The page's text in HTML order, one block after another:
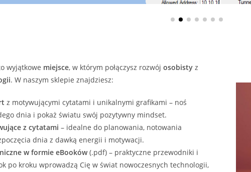
wyjątkowe miejsce, w którym połączysz rozwój osobistyz
. W naszym sklepie znajdziesz:
z motywującymi cytatami i unikalnymi grafikami – noś
dnia i pokaż światu swój pozytywny mindset.
z cytatami – idealne do planowania, notowania
dnia z dawką energii i motywacji.
w formie eBooków(.pdf) – praktyczne przewodniki i
po kroku wprowadzą Cię w świat nowoczesnych technologii,